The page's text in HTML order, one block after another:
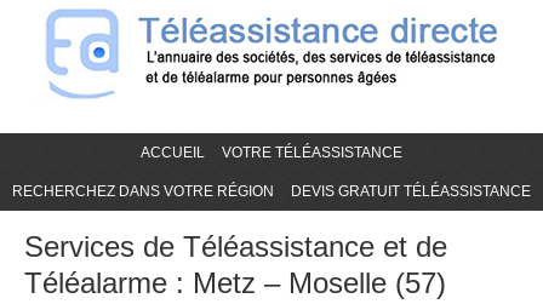
ACCUEIL VOTRE TÉLÉASSISTANCE
RECHERCHEZ DANS VOTRE RÉGION DEVIS GRATUIT TÉLÉASSISTANCE
Services de Téléassistance et de
Téléalarme : Metz – Moselle (57)